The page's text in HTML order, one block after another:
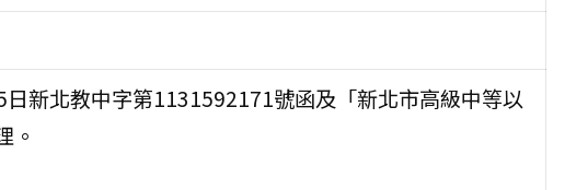
新北教中字第1131592171號函及「新北市高級中等以
。